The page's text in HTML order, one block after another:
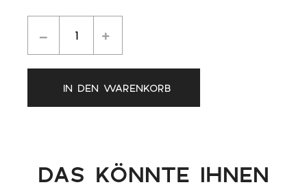
IN DEN WARENKORB
DAS KÖNNTE IHNEN